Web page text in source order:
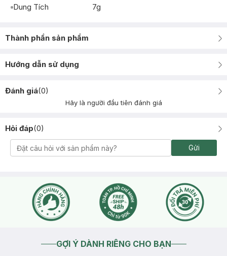
Dung Tích
7g
Thành phần sản phẩm
Hướng dẫn sử dụng
Đánh giá(0)
Hãy là người đầu tiên đánh giá
Hỏi đáp(0)
Gửi
GỢI Ý DÀNH RIÊNG CHO BẠN